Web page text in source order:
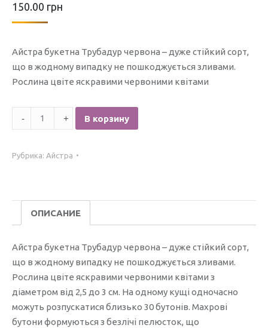
150.00 грн
Айстра букетна Трубадур червона – дуже стійкий сорт,
що в жодному випадку не пошкоджується зливами.
Рослина цвіте яскравими червоними квітами
Количество
Айстра
Трубадур
В корзину
Рубрика: Айстра
ОПИСАНИЕ
Айстра букетна Трубадур червона – дуже стійкий сорт,
що в жодному випадку не пошкоджується зливами.
Рослина цвіте яскравими червоними квітами з
діаметром від 2,5 до 3 см. На одному кущі одночасно
можуть розпускатися близько 30 бутонів. Махрові
бутони формуються з безлічі пелюсток, що